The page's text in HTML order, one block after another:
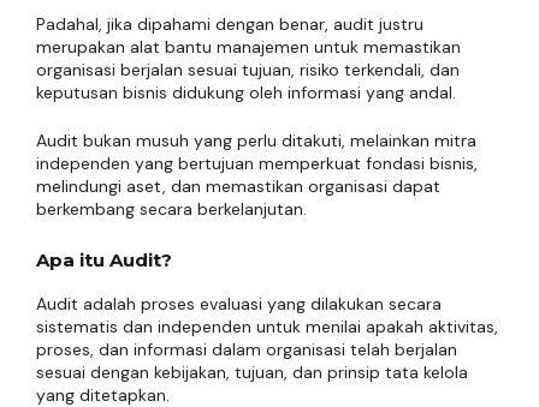
Padahal, jika dipahami dengan benar, audit justru
merupakan alat bantu manajemen untuk memastikan
organisasi berjalan sesuai tujuan, risiko terkendali, dan
keputusan bisnis didukung oleh informasi yang andal.
Audit bukan musuh yang perlu ditakuti, melainkan mitra
independen yang bertujuan memperkuat fondasi bisnis,
melindungi aset, dan memastikan organisasi dapat
berkembang secara berkelanjutan.
Apa itu Audit?
Audit adalah proses evaluasi yang dilakukan secara
sistematis dan independen untuk menilai apakah aktivitas,
proses, dan informasi dalam organisasi telah berjalan
sesuai dengan kebijakan, tujuan, dan prinsip tata kelola
yang ditetapkan.